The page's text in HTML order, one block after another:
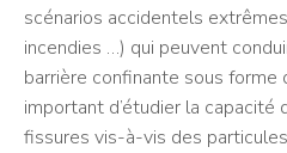
scénarios accidentels
incendies …) qui peuvent
barrière confinante sous forme
important d’étudier la capacité
fissures vis-à-vis des